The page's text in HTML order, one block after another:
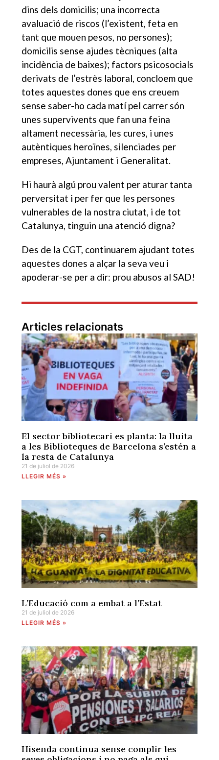
dins dels domicilis; una incorrecta
avaluació de riscos (l’existent, feta en
tant que mouen pesos, no persones);
domicilis sense ajudes tècniques (alta
incidència de baixes); factors psicosocials
derivats de l’estrès laboral, concloem que
totes aquestes dones que ens creuem
sense saber-ho cada matí pel carrer són
unes supervivents que fan una feina
altament necessària, les cures, i unes
autèntiques heroïnes, silenciades per
empreses, Ajuntament i Generalitat.
Hi haurà algú prou valent per aturar tanta
perversitat i per fer que les persones
vulnerables de la nostra ciutat, i de tot
Catalunya, tinguin una atenció digna?
Des de la CGT, continuarem ajudant totes
aquestes dones a alçar la seva veu i
apoderar-se per a dir: prou abusos al SAD!
Articles relacionats
El sector bibliotecari es planta: la lluita
a les Biblioteques de Barcelona s’estén a
la resta de Catalunya
21 de juliol de 2026
LLEGIR MÉS »
L’Educació com a embat a l’Estat
21 de juliol de 2026
LLEGIR MÉS »
Hisenda continua sense complir les